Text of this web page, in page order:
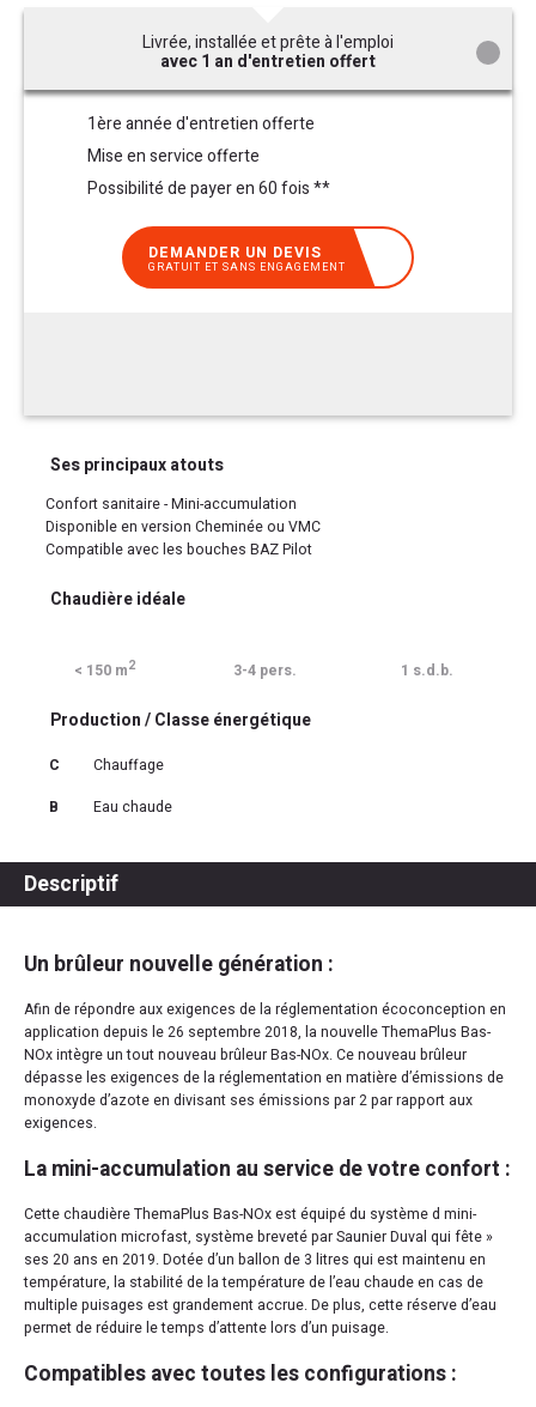
Livrée, installée et prête à l'emploi
avec 1 an d'entretien offert
1ère année d'entretien offerte
Mise en service offerte
Possibilité de payer en 60 fois **
DEMANDER UN DEVIS
GRATUIT ET SANS ENGAGEMENT
Ses principaux atouts
Confort sanitaire - Mini-accumulation
Disponible en version Cheminée ou VMC
Compatible avec les bouches BAZ Pilot
Chaudière idéale
< 150 m2 3-4 pers. 1 s.d.b.
Production / Classe énergétique
C
Chauffage
B
Eau chaude
Descriptif
Un brûleur nouvelle génération :
Afin de répondre aux exigences de la réglementation écoconception en
application depuis le 26 septembre 2018, la nouvelle ThemaPlus Bas-
NOx intègre un tout nouveau brûleur Bas-NOx. Ce nouveau brûleur
dépasse les exigences de la réglementation en matière d’émissions de
monoxyde d’azote en divisant ses émissions par 2 par rapport aux
exigences.
La mini-accumulation au service de votre confort :
Cette chaudière ThemaPlus Bas-NOx est équipé du système d mini-
accumulation microfast, système breveté par Saunier Duval qui fête »
ses 20 ans en 2019. Dotée d’un ballon de 3 litres qui est maintenu en
température, la stabilité de la température de l’eau chaude en cas de
multiple puisages est grandement accrue. De plus, cette réserve d’eau
permet de réduire le temps d’attente lors d’un puisage.
Compatibles avec toutes les configurations :